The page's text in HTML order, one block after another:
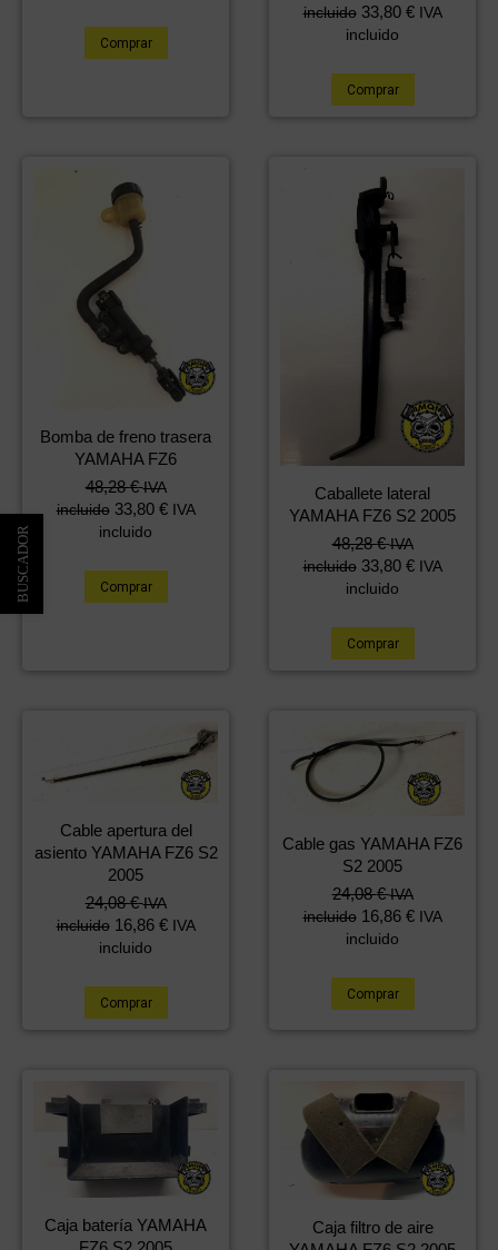
Comprar
incluido 33,80 € IVA
incluido
Comprar
Bomba de freno trasera
YAMAHA FZ6
48,28€ IVA
incluido 33,80 € IVA
incluido
Comprar
Caballete lateral
YAMAHA FZ6 S2 2005
48,28€ IVA
incluido 33,80 € IVA
incluido
Comprar
Cable apertura del
asiento YAMAHA FZ6 S2
2005
24,08€ IVA
incluido 16,86 € IVA
incluido
Comprar
Cable gas YAMAHA FZ6
S2 2005
24,08€ IVA
incluido 16,86 € IVA
incluido
Comprar
Caja batería YAMAHA
Caja filtro de aire